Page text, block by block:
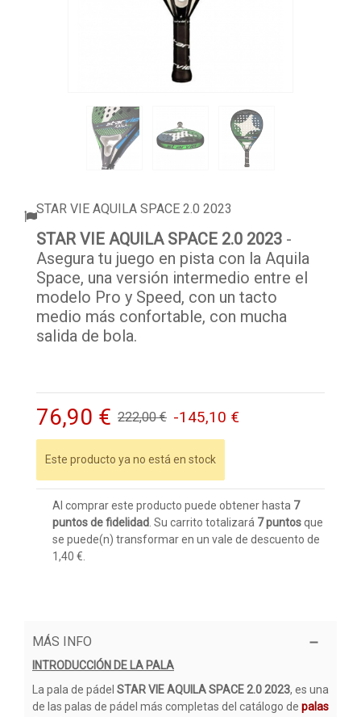
STAR VIE AQUILA SPACE 2.0 2023
STAR VIE AQUILA SPACE 2.0 2023 -
Asegura tu juego en pista con la Aquila
Space, una versión intermedio entre el
modelo Pro y Speed, con un tacto
medio más confortable, con mucha
salida de bola.
76,90 € 222,00 € -145,10 €
Este producto ya no está en stock
Al comprar este producto puede obtener hasta 7
puntos de fidelidad . Su carrito totalizará 7puntosque
se puede(n) transformar en un vale de descuento de
1,40 €
MÁS INFO
INTRODUCCIÓN DE LA PALA
La pala de pádel STAR VIE AQUILA SPACE 2.0 2023, es una
de las palas de pádel más completas del catálogo de palas